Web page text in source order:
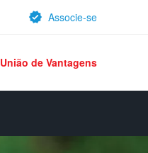
União de Vantagens
Associe-se